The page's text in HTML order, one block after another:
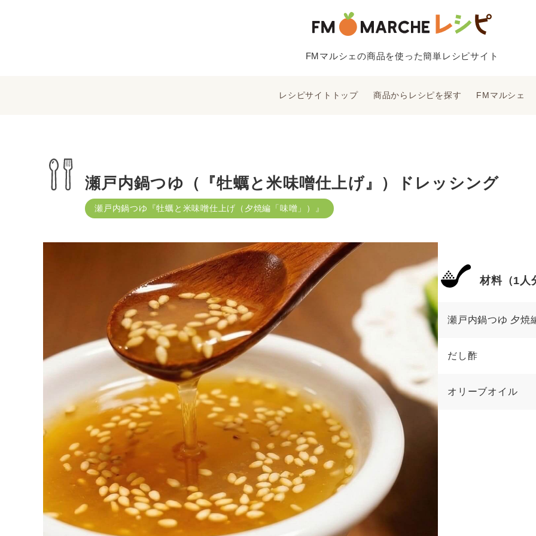
FMマルシェの商品を使った簡単レシピサイト
レシピサイトトップ 商品からレシピを探す FMマルシェ
瀬戸内鍋つゆ（『牡蠣と米味噌仕上げ』）ドレッシング
瀬戸内鍋つゆ『牡蠣と米味噌仕上げ（夕焼編「味噌」）』
材料（1人
瀬戸内鍋つゆ 夕焼
だし酢
オリーブオイル